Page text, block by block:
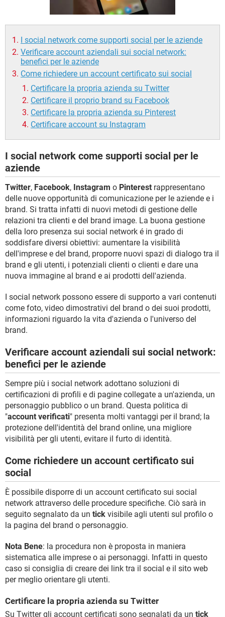
I social network come supporti social per le aziende
Verificare account aziendali sui social network:
benefici per le aziende
Come richiedere un account certificato sui social
Certificare la propria azienda su Twitter
Certificare il proprio brand su Facebook
Certificare la propria azienda su Pinterest
Certificare account su Instagram
I social network come supporti social per le
aziende
Twitter, Facebook, Instagram o Pinterest rappresentano
delle nuove opportunità di comunicazione per le aziende e i
brand. Si tratta infatti di nuovi metodi di gestione delle
relazioni tra clienti e del brand image. La buona gestione
della loro presenza sui social network é in grado di
soddisfare diversi obiettivi: aumentare la visibilità
dell'imprese e del brand, proporre nuovi spazi di dialogo tra il
brand e gli utenti, i potenziali clienti o clienti e dare una
nuova immagine al brand e ai prodotti dell'azienda.
I social network possono essere di supporto a vari contenuti
come foto, video dimostrativi del brand o dei suoi prodotti,
informazioni riguardo la vita d'azienda o l'universo del
brand.
Verificare account aziendali sui social network:
benefici per le aziende
Sempre più i social network adottano soluzioni di
certificazioni di profili e di pagine collegate a un'azienda, un
personaggio pubblico o un brand. Questa politica di
"account verificati" presenta molti vantaggi per il brand; la
protezione dell'identità del brand online, una migliore
visibilità per gli utenti, evitare il furto di identità.
Come richiedere un account certificato sui
social
È possibile disporre di un account certificato sui social
network attraverso delle procedure specifiche. Ciò sarà in
seguito segnalato da un tick visibile agli utenti sul profilo o
la pagina del brand o personaggio.
Nota Bene: la procedura non è proposta in maniera
sistematica alle imprese o ai personaggi. Infatti in questo
caso si consiglia di creare dei link tra il social e il sito web
per meglio orientare gli utenti.
Certificare la propria azienda su Twitter
Su Twitter gli account certificati sono segnalati da un tick